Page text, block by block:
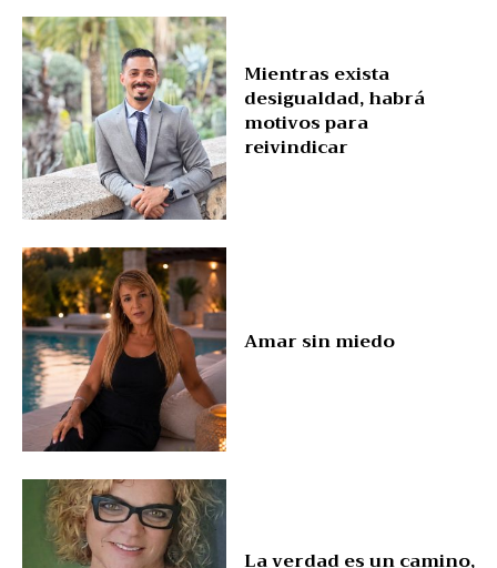
Mientras exista
desigualdad, habrá
motivos para
reivindicar
Amar sin miedo
La verdad es un camino,